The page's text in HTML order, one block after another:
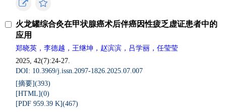
火龙罐综合灸在甲状腺癌术后伴癌因性疲乏虚证患者中的
应用
郑晓英，李德越，王继坤，赵滨滨，吕学丽，任莹莹
2025, 42(7):24-27.
DOI: 10.3969/j.issn.2097-1826.2025.07.007
[摘要](393)
[HTML](0)
[PDF 959.39 K](467)